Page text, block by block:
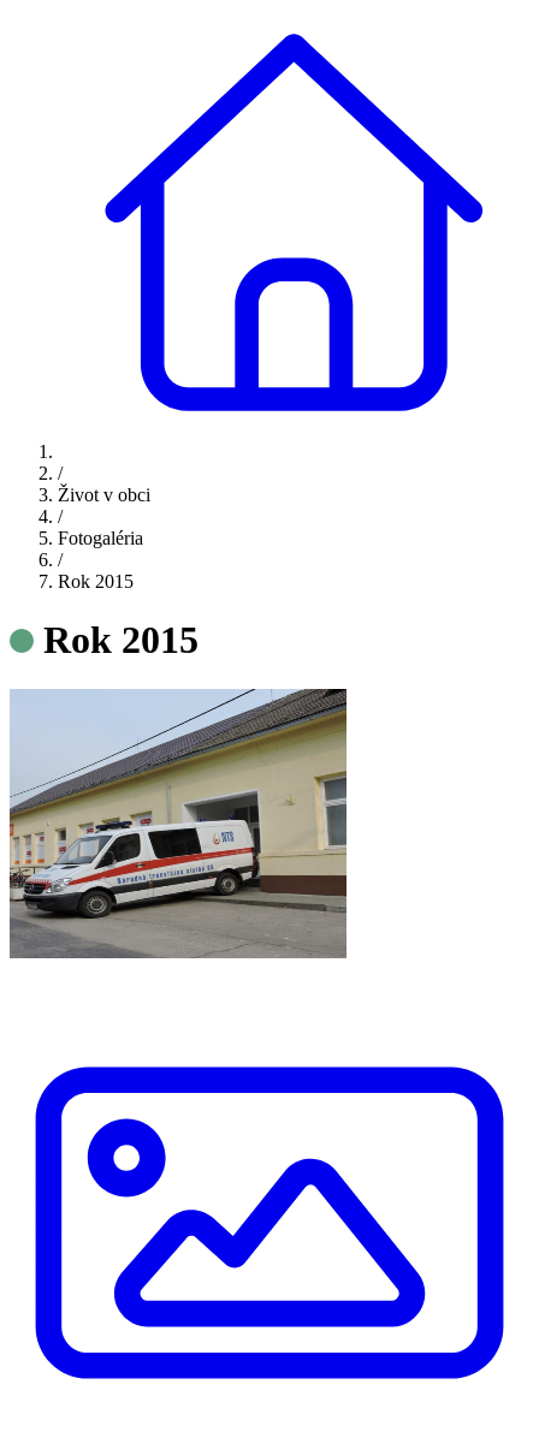
/
Život v obci
/
Fotogaléria
/
Rok 2015
Rok 2015